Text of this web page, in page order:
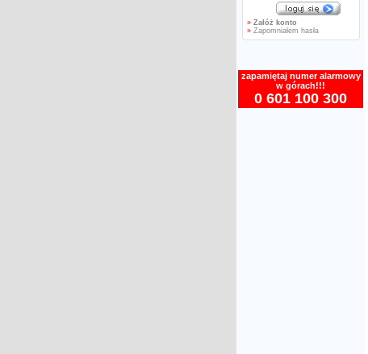
» Załóż konto
»Zapomniałem hasła
zapamiętaj numer alarmowy
w górach!!!
0 601 100 300